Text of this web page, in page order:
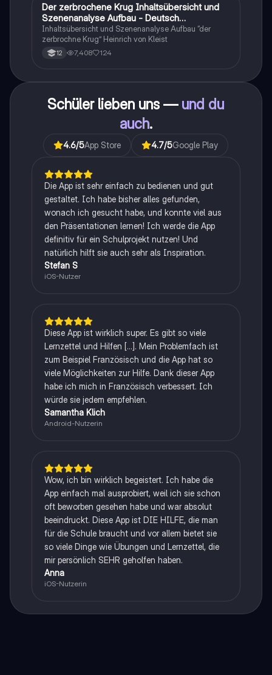
Deutsch
Der zerbrochene Krug Inhaltsübersicht und
Szenenanalyse Aufbau - Deutsch
Q1/Q2/Abitur
Inhaltsübersicht und Szenenanalyse Aufbau “der
zerbrochne Krug” Heinrich von Kleist
12 7,408 124
Schüler lieben uns — und du
auch.
4.6/5App Store 4.7/5Google Play
Die App ist sehr einfach zu bedienen und gut
gestaltet. Ich habe bisher alles gefunden,
wonach ich gesucht habe, und konnte viel aus
den Präsentationen lernen! Ich werde die App
definitiv für ein Schulprojekt nutzen! Und
natürlich hilft sie auch sehr als Inspiration.
Stefan S
iOS-Nutzer
Diese App ist wirklich super. Es gibt so viele
Lernzettel und Hilfen [...]. Mein Problemfach ist
zum Beispiel Französisch und die App hat so
viele Möglichkeiten zur Hilfe. Dank dieser App
habe ich mich in Französisch verbessert. Ich
würde sie jedem empfehlen.
Samantha Klich
Android-Nutzerin
Wow, ich bin wirklich begeistert. Ich habe die
App einfach mal ausprobiert, weil ich sie schon
oft beworben gesehen habe und war absolut
beeindruckt. Diese App ist DIE HILFE, die man
für die Schule braucht und vor allem bietet sie
so viele Dinge wie Übungen und Lernzettel, die
mir persönlich SEHR geholfen haben.
Anna
iOS-Nutzerin